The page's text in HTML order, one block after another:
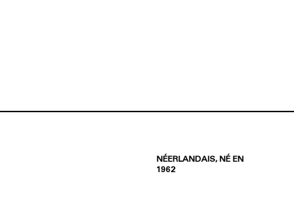
NÉERLANDAIS, NÉ EN
1962